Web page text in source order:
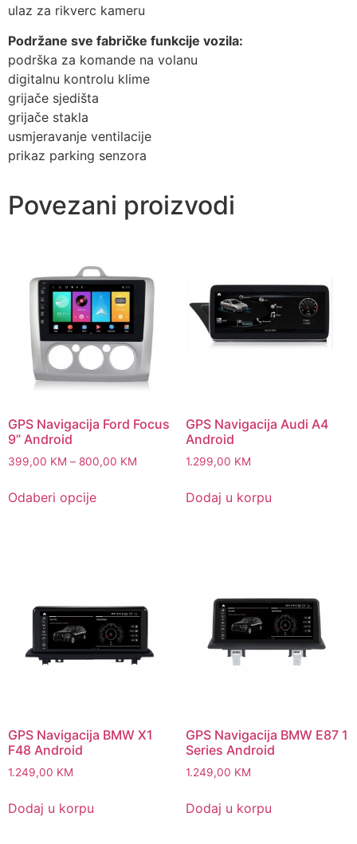
ulaz za rikverc kameru
Podržane sve fabričke funkcije vozila:
podrška za komande na volanu
digitalnu kontrolu klime
grijače sjedišta
grijače stakla
usmjeravanje ventilacije
prikaz parking senzora
Povezani proizvodi
GPS Navigacija Ford Focus
9” Android
399,00 KM – 800,00 KM
399,00 KM
Odaberi opcijeproduct
may
be
chosen
page
GPS Navigacija Audi A4
Android
1.299,00 KM
Dodaj u korpu
GPS Navigacija BMW X1
F48 Android
1.249,00 KM
Dodaj u korpu
GPS Navigacija BMW E87 1
Series Android
1.249,00 KM
Dodaj u korpu